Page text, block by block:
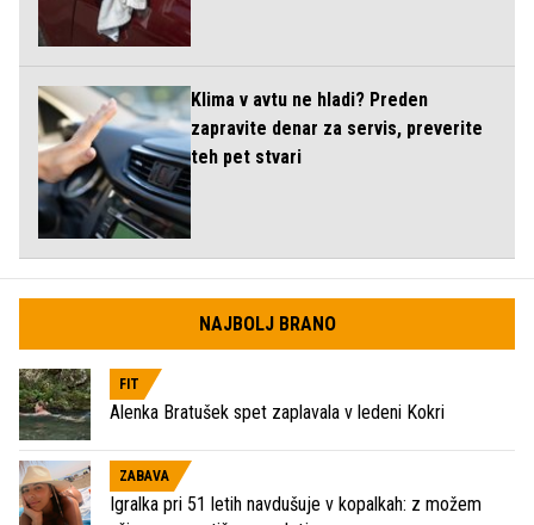
Klima v avtu ne hladi? Preden
zapravite denar za servis, preverite
teh pet stvari
NAJBOLJ BRANO
FIT
Alenka Bratušek spet zaplavala v ledeni Kokri
ZABAVA
Igralka pri 51 letih navdušuje v kopalkah: z možem